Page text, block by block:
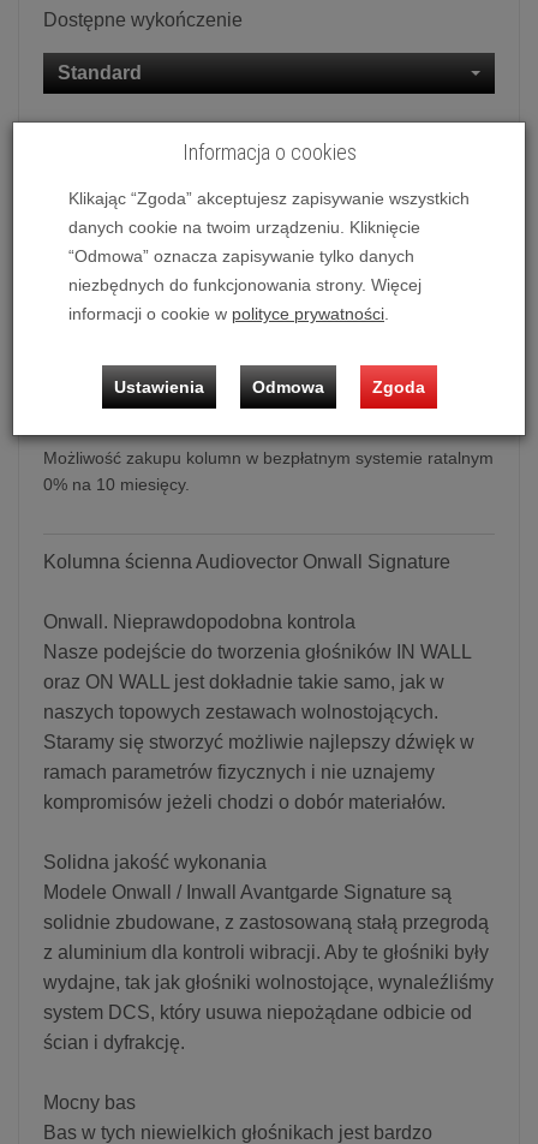
Dostępne wykończenie
Standard
Ilość:
8 245,00 zł/ szt.
dodaj do koszyka
Kolumna ścienna Audiovector Onwall Signature
Cena dotyczy 1 szt. kolumn.
Możliwość zakupu kolumn w bezpłatnym systemie ratalnym
0% na 10 miesięcy.
Kolumna ścienna Audiovector Onwall Signature
Onwall. Nieprawdopodobna kontrola
Nasze podejście do tworzenia głośników IN WALL
oraz ON WALL jest dokładnie takie samo, jak w
naszych topowych zestawach wolnostojących.
Staramy się stworzyć możliwie najlepszy dźwięk w
ramach parametrów fizycznych i nie uznajemy
kompromisów jeżeli chodzi o dobór materiałów.
Solidna jakość wykonania
Modele Onwall / Inwall Avantgarde Signature są
solidnie zbudowane, z zastosowaną stałą przegrodą
z aluminium dla kontroli wibracji. Aby te głośniki były
wydajne, tak jak głośniki wolnostojące, wynaleźliśmy
system DCS, który usuwa niepożądane odbicie od
ścian i dyfrakcję.
Mocny bas
Bas w tych niewielkich głośnikach jest bardzo
Informacja o cookies
Klikając “Zgoda” akceptujesz zapisywanie wszystkich
danych cookie na twoim urządzeniu. Kliknięcie
“Odmowa” oznacza zapisywanie tylko danych
niezbędnych do funkcjonowania strony. Więcej
informacji o cookie w polityce prywatności.
Ustawienia Odmowa Zgoda